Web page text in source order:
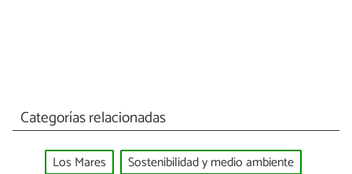
Categorías relacionadas
Los Mares
Sostenibilidad y medio ambiente